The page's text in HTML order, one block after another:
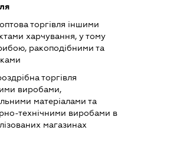
торгівля іншими
харчування, у тому
ракоподібними та
торгівля
виробами,
матеріалами та
технічними виробами в
магазинах